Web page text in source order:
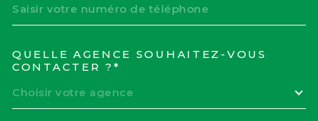
QUELLE AGENCE SOUHAITEZ-VOUS
CONTACTER ?*
Choisir votre agence